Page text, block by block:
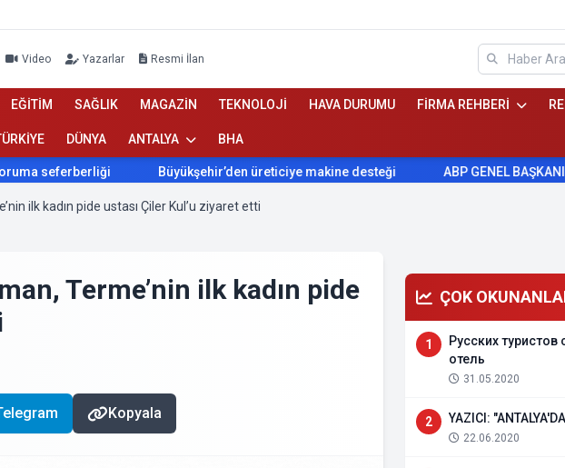
Video Yazarlar Resmi İlan
EĞİTİM SAĞLIK MAGAZİN TEKNOLOJİ HAVA DURUMU FİRMA REHBERİ
DÜNYA ANTALYA BHA
üreticiye makine desteği ABP GENEL BAŞKANI BEDRİ YALÇIN: “ÜRETENİN,
ilk kadın pide ustası Çiler Kul’u ziyaret etti
Terme’nin ilk kadın pide
Kopyala
ÇOK
1
Русских
отель
31.05.2020
2 YAZICI:
22.06.2020